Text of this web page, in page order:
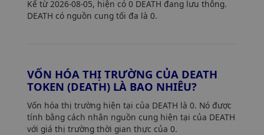
Kể từ 2026-08-05, hiện có 0 DEATH đang lưu thông.
DEATH có nguồn cung tối đa là 0.
VỐN HÓA THỊ TRƯỜNG CỦA DEATH
TOKEN (DEATH) LÀ BAO NHIÊU?
Vốn hóa thị trường hiện tại của DEATH là 0. Nó được
tính bằng cách nhân nguồn cung hiện tại của DEATH
với giá thị trường thời gian thực của 0.